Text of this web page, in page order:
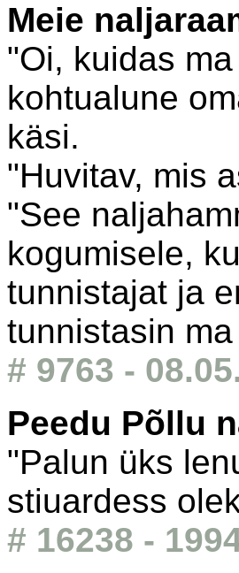
Meie
"Oi, kuidas
kohtualune
käsi.
"Huvitav, mis
"See
kogumisele,
tunnistajat ja
tunnistasin
# 9763 -
Peedu Põllu
"Palun üks
stiuardess
# 16238 -